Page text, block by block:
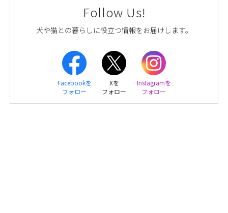
Follow Us!
犬や猫との暮らしに役立つ情報をお届けします。
Facebookを
フォロー
Xを
フォロー
Instagramを
フォロー